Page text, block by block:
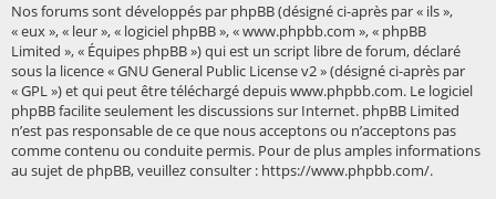
Nos forums sont développés par phpBB (désigné ci-après par « ils »,
« eux », « leur », « logiciel phpBB », « www.phpbb.com », « phpBB
Limited », « Équipes phpBB ») qui est un script libre de forum, déclaré
sous la licence «GNU General Public License v2» (désigné ci-après par
« GPL ») et qui peut être téléchargé depuiswww.phpbb.com. Le logiciel
phpBB facilite seulement les discussions sur Internet. phpBB Limited
n’est pas responsable de ce que nous acceptons ou n’acceptons pas
comme contenu ou conduite permis. Pour de plus amples informations
au sujet de phpBB, veuillez consulter : https://www.phpbb.com/.